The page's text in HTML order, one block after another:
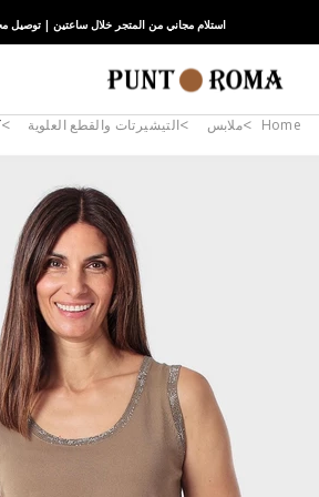
استلام مجاني من المتجر خلال ساعتين | توصيل مجاني
Home ملابس التيشيرتات والقطع العلوية